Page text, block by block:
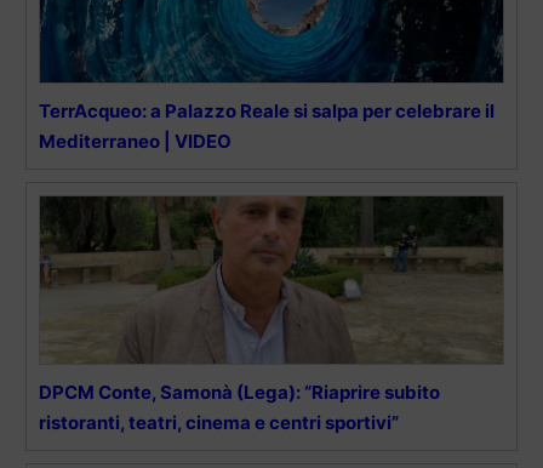
TerrAcqueo: a Palazzo Reale si salpa per celebrare il
Mediterraneo | VIDEO
DPCM Conte, Samonà (Lega): “Riaprire subito
ristoranti, teatri, cinema e centri sportivi”